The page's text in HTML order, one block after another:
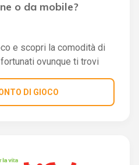
o da mobile?
e scopri la comodità di
ovunque ti trovi
DI GIOCO